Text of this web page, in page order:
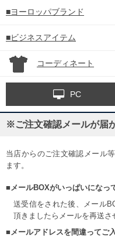
■ヨーロッパブランド
■ビジネスアイテム
コーディネート
PC
※ご注文確認メールが届
当店からのご注文確認メール
ます。
■メールBOXがいっぱいになっ
送受信をされた後、メール
頂きましたらメールを再送さ
■メールアドレスを間違ってご入